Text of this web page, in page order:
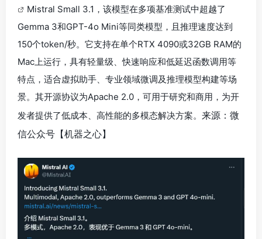
Mistral Small 3.1，该模型在多项基准测试中超越了
Gemma 3和GPT-4o Mini等同类模型，且推理速度达到
150个token/秒。它支持在单个RTX 4090或32GB RAM的
Mac上运行，具有轻量级、快速响应和低延迟函数调用等
特点，适合虚拟助手、专业领域微调及推理模型构建等场
景。其开源协议为Apache 2.0，可用于研究和商用，为开
发者提供了低成本、高性能的多模态解决方案。 来源：微
信公众号【机器之心】